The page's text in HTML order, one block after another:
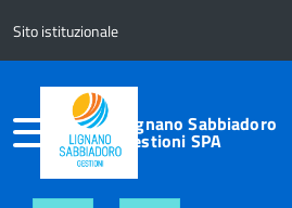
Sito istituzionale
Lignano Sabbiadoro
Gestioni SPA